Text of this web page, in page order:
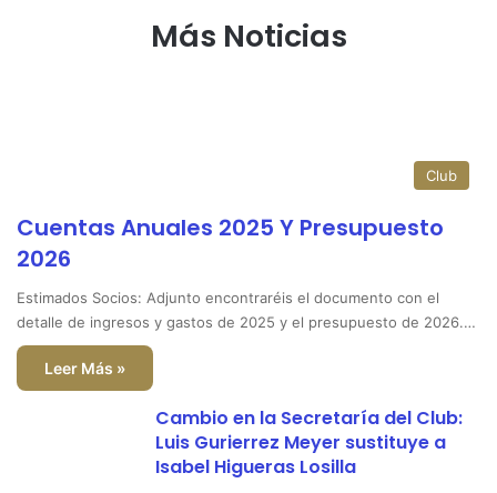
Más Noticias
Club
Cuentas Anuales 2025 Y Presupuesto
2026
Estimados Socios: Adjunto encontraréis el documento con el
detalle de ingresos y gastos de 2025 y el presupuesto de 2026.…
Leer Más »
Cambio en la Secretaría del Club:
Luis Gurierrez Meyer sustituye a
Isabel Higueras Losilla